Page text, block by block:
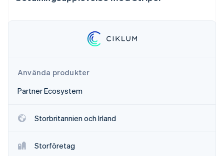
Titta nu
Använda produkter
Partner Ecosystem
Storbritannien och Irland
Storföretag